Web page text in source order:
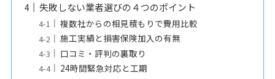
失敗しない業者選びの４つのポイント
複数社からの相見積もりで費用比較
施工実績と損害保険加入の有無
口コミ・評判の裏取り
24時間緊急対応と工期